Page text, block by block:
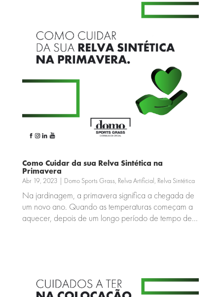
Como Cuidar da sua Relva Sintética na
Primavera
Abr 19, 2023 | Domo Sports Grass, Relva Artificial, Relva Sintética
Na jardinagem, a primavera significa a chegada de
um novo ano. Quando as temperaturas começam a
aquecer, depois de um longo período de tempo de...